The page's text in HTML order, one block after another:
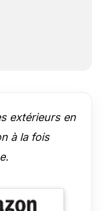
extérieurs en
à la fois